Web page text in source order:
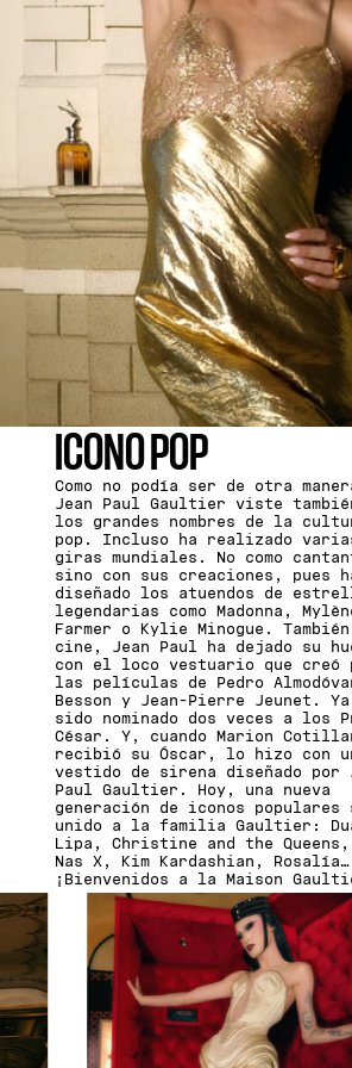
ICONO POP
Como no podía ser de otra
Jean Paul Gaultier viste
los grandes nombres de la
pop. Incluso ha realizado
giras mundiales. No como
sino con sus creaciones, pues
diseñado los atuendos de
legendarias como Madonna,
Farmer o Kylie Minogue.
cine, Jean Paul ha dejado su
con el loco vestuario que creó
las películas de Pedro
Besson y Jean-Pierre Jeunet.
sido nominado dos veces a los
César. Y, cuando Marion
recibió su Óscar, lo hizo con
vestido de sirena diseñado por
Paul Gaultier. Hoy, una nueva
generación de iconos populares
unido a la familia Gaultier:
Lipa, Christine and the
Nas X, Kim Kardashian, Rosalía…
¡Bienvenidos a la Maison